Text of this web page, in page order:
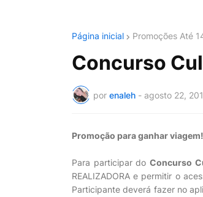
Página inicial Promoções Até
Concurso
por enaleh - agosto 22,
Promoção para ganhar viagem!
Para participar do Concurso
REALIZADORA e permitir o
Participante deverá fazer no